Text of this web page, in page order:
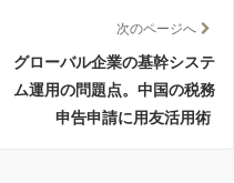
次のページへ
グローバル企業の基幹システ
ム運用の問題点。中国の税務
申告申請に用友活用術